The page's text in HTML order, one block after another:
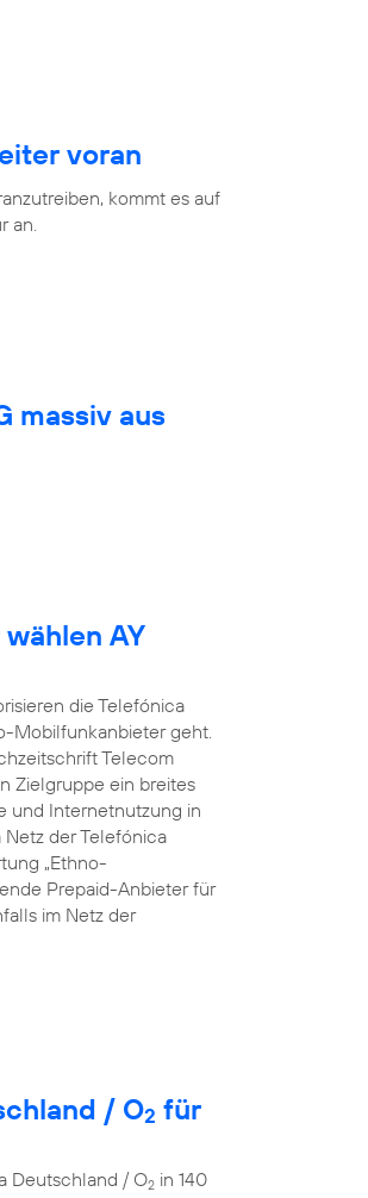
voran
kommt es auf
an.
massiv aus
AY
die Telefónica
Mobilfunkanbieter geht.
Telecom
Zielgruppe ein breites
und Internetnutzung in
der Telefónica
„Ethno-
Prepaid-Anbieter für
im Netz der
/ O2 für
Deutschland / O2 in 140